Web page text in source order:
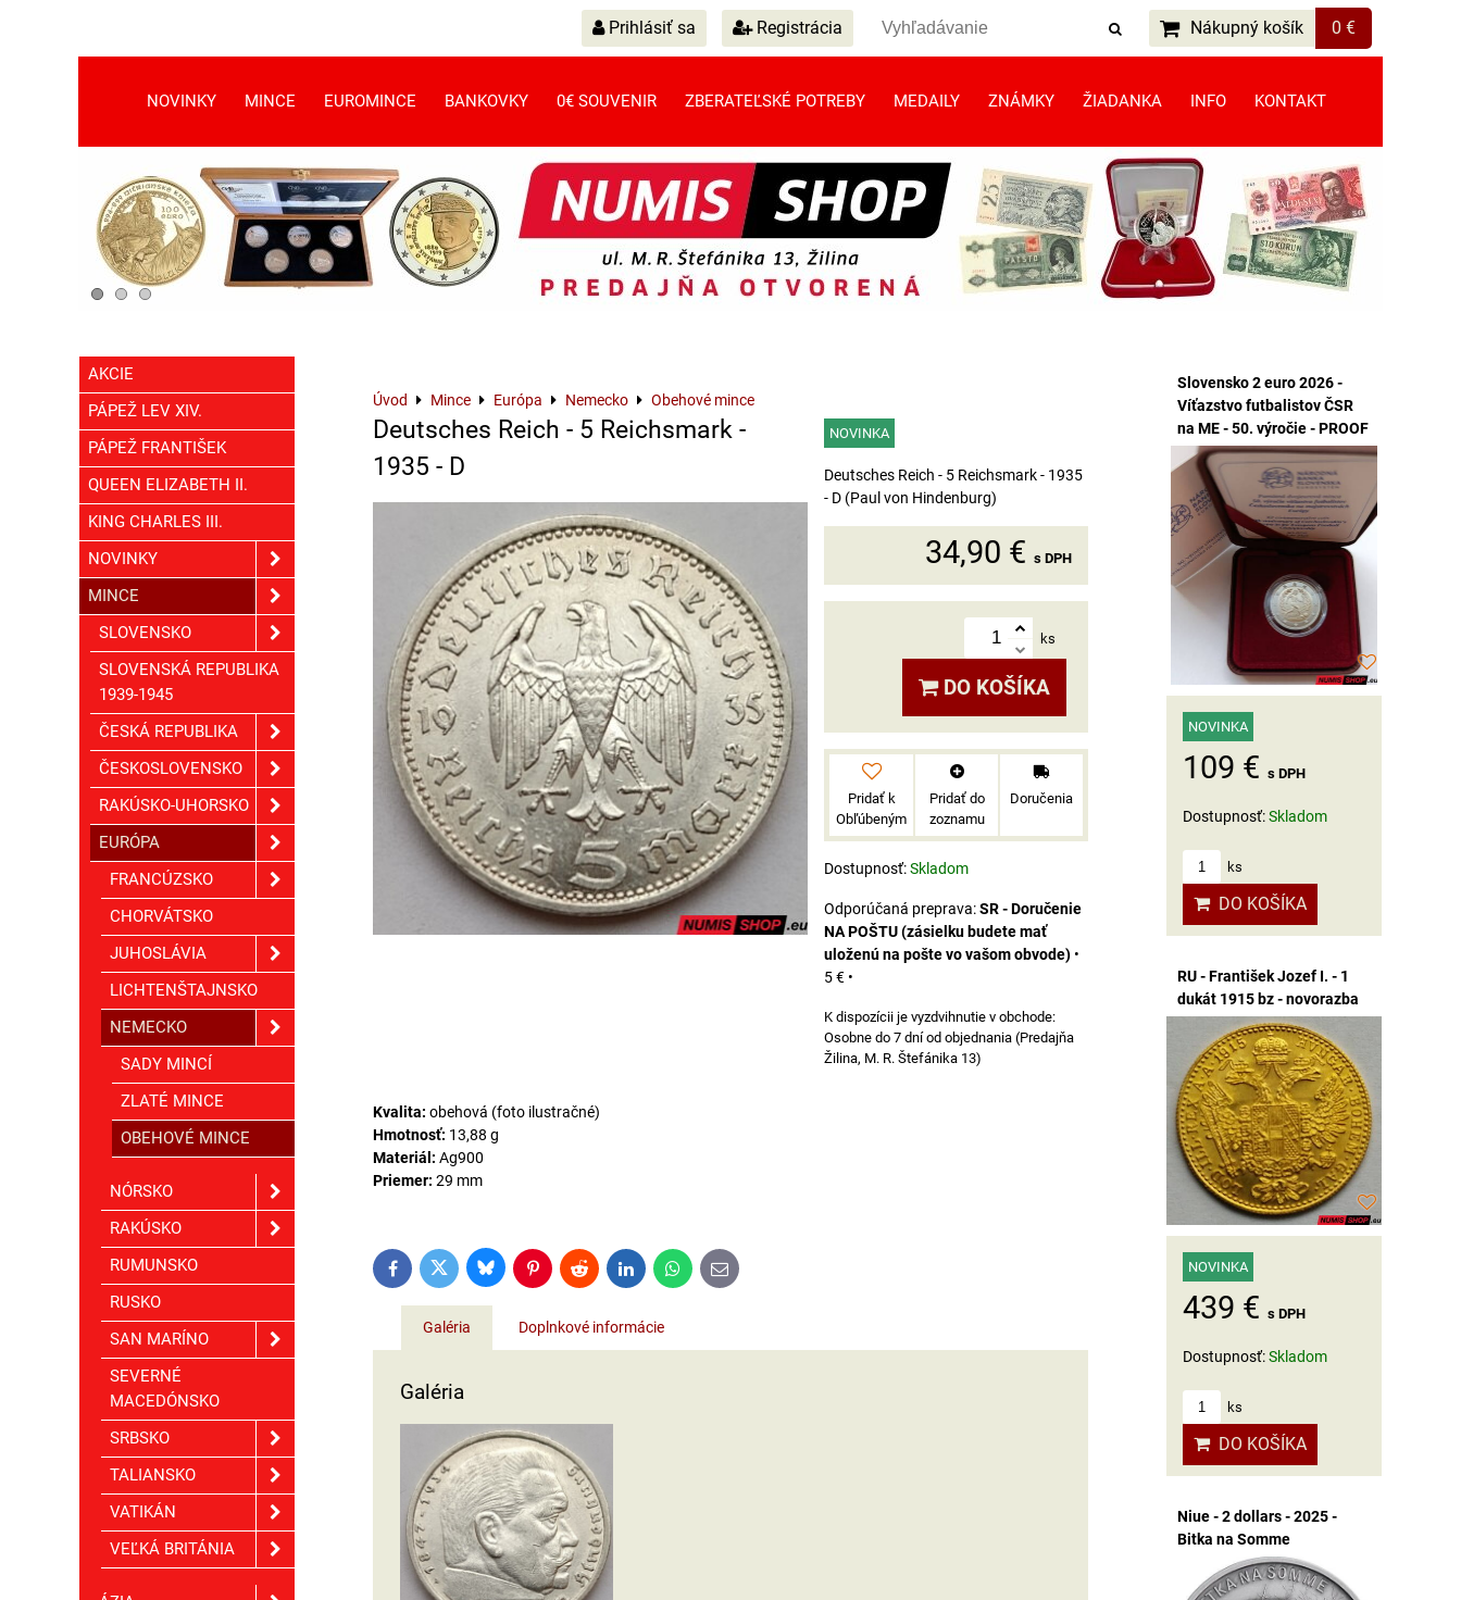
Prihlásiť sa Registrácia Nákupný košík 0 €
NOVINKY MINCE EUROMINCE BANKOVKY 0€ SOUVENIR ZBERATEĽSKÉ POTREBY MEDAILY ZNÁMKY ŽIADANKA INFO KONTAKT
Úvod Mince Európa Nemecko Obehové mince
Deutsches Reich - 5 Reichsmark -
1935 - D
NOVINKA
Deutsches Reich - 5 Reichsmark - 1935
- D (Paul von Hindenburg)
34,90 € s DPH
ks
DO KOŠÍKA
Pridať k
Obľúbeným
Pridať do
zoznamu
Doručenia
Dostupnosť:Skladom
SR - Doručenie
NA POŠTU (zásielku budete mať
uloženú na pošte vo vašom obvode) •
5 € •
Osobne do 7 dní od objednania (Predajňa
Žilina, M. R. Štefánika 13)
Kvalita: obehová (foto ilustračné)
Hmotnosť: 13,88 g
Materiál: Ag900
Priemer: 29 mm
FacebookTwitter BlueskyPinterestReddit LinkedInWhatsApp
E-
mail
Galéria Doplnkové informácie
Galéria
AKCIE
PÁPEŽ LEV XIV.
PÁPEŽ FRANTIŠEK
QUEEN ELIZABETH II.
KING CHARLES III.
NOVINKY
MINCE
SLOVENSKO
SLOVENSKÁ REPUBLIKA
1939-1945
ČESKÁ REPUBLIKA
ČESKOSLOVENSKO
RAKÚSKO-UHORSKO
EURÓPA
FRANCÚZSKO
CHORVÁTSKO
JUHOSLÁVIA
LICHTENŠTAJNSKO
NEMECKO
SADY MINCÍ
ZLATÉ MINCE
OBEHOVÉ MINCE
NÓRSKO
RAKÚSKO
RUMUNSKO
RUSKO
SAN MARÍNO
SEVERNÉ
MACEDÓNSKO
SRBSKO
TALIANSKO
VATIKÁN
VEĽKÁ BRITÁNIA
Slovensko 2 euro 2026 -
Víťazstvo futbalistov ČSR
na ME - 50. výročie - PROOF
NOVINKA
109 € s DPH
Dostupnosť:Skladom
ks
DO KOŠÍKA
RU - František Jozef I. - 1
dukát 1915 bz - novorazba
NOVINKA
439 € s DPH
Dostupnosť:Skladom
ks
DO KOŠÍKA
Niue - 2 dollars - 2025 -
Bitka na Somme